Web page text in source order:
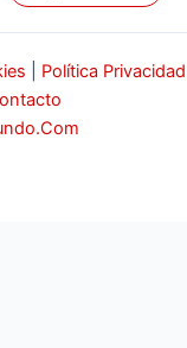
Política Privacidad